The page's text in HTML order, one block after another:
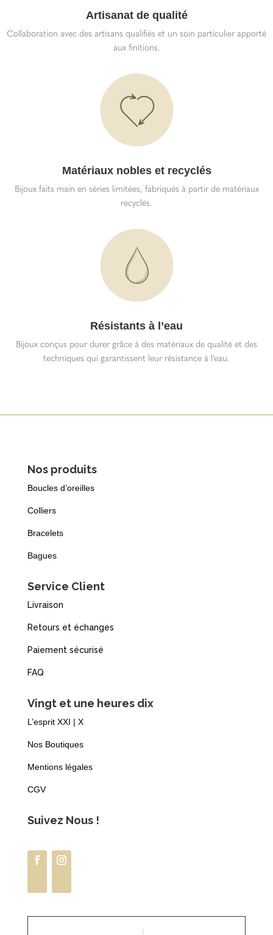
Artisanat de qualité
Collaboration avec des artisans qualifiés et un soin particulier apporté
aux finitions.
Matériaux nobles et recyclés
Bijoux faits main en séries limitées, fabriqués à partir de matériaux
recyclés.
Résistants à l’eau
Bijoux conçus pour durer grâce à des matériaux de qualité et des
techniques qui garantissent leur résistance à l’eau.
Nos produits
Boucles d’oreilles
Colliers
Bracelets
Bagues
Service Client
Livraison
Retours et échanges
Paiement sécurisé
FAQ
Vingt et une heures dix
L’esprit XXI | X
Nos Boutiques
Mentions légales
CGV
Suivez Nous !